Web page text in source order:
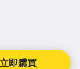
立即購買